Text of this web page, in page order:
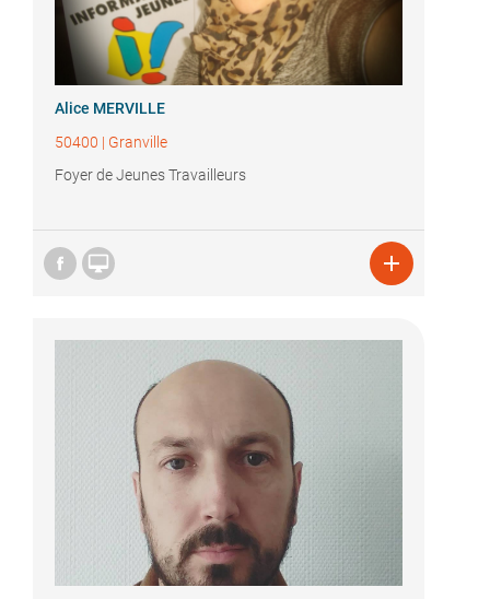
Alice MERVILLE
50400 | Granville
Foyer de Jeunes Travailleurs
 